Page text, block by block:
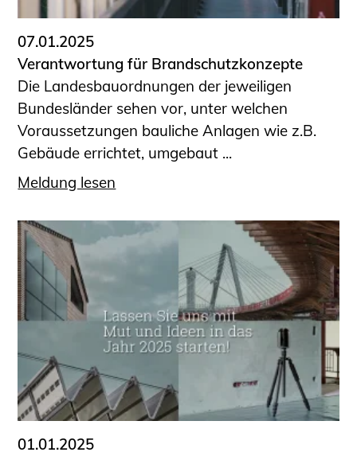
07.01.2025
Verantwortung für Brandschutzkonzepte
Die Landesbauordnungen der jeweiligen
Bundesländer sehen vor, unter welchen
Voraussetzungen bauliche Anlagen wie z.B.
Gebäude errichtet, umgebaut ...
Meldung lesen
01.01.2025